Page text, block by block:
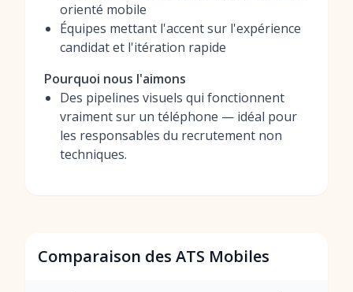
orienté mobile
Équipes mettant l'accent sur l'expérience
candidat et l'itération rapide
Pourquoi nous l'aimons
Des pipelines visuels qui fonctionnent
vraiment sur un téléphone — idéal pour
les responsables du recrutement non
techniques.
Comparaison des ATS Mobiles